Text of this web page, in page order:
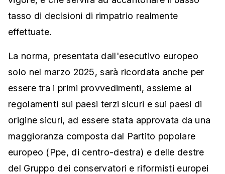
tasso di decisioni di rimpatrio realmente
effettuate.
La norma, presentata dall'esecutivo europeo
solo nel marzo 2025, sarà ricordata anche per
essere tra i primi provvedimenti, assieme ai
regolamenti sui paesi terzi sicuri e sui paesi di
origine sicuri, ad essere stata approvata da una
maggioranza composta dal Partito popolare
europeo (Ppe, di centro-destra) e delle destre
del Gruppo dei conservatori e riformisti europei